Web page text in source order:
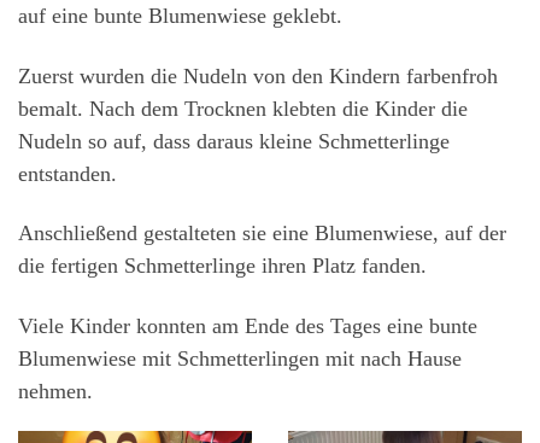
auf eine bunte Blumenwiese geklebt.
Zuerst wurden die Nudeln von den Kindern farbenfroh
bemalt. Nach dem Trocknen klebten die Kinder die
Nudeln so auf, dass daraus kleine Schmetterlinge
entstanden.
Anschließend gestalteten sie eine Blumenwiese, auf der
die fertigen Schmetterlinge ihren Platz fanden.
Viele Kinder konnten am Ende des Tages eine bunte
Blumenwiese mit Schmetterlingen mit nach Hause
nehmen.